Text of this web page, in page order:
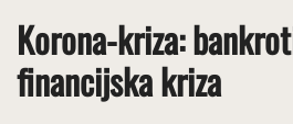
Korona-kriza:
financijska kriza